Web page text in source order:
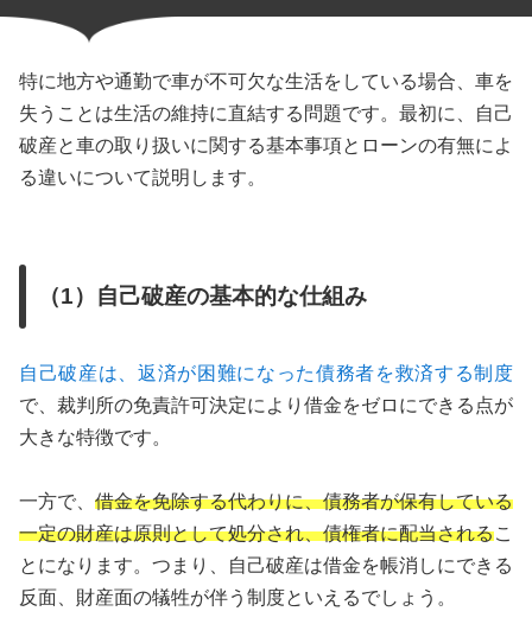
特に地方や通勤で車が不可欠な生活をしている場合、車を
失うことは生活の維持に直結する問題です。最初に、自己
破産と車の取り扱いに関する基本事項とローンの有無によ
る違いについて説明します。
（1）自己破産の基本的な仕組み
自己破産は、返済が困難になった債務者を救済する制度
で、裁判所の免責許可決定により借金をゼロにできる点が
大きな特徴です。
一方で、 借金を免除する代わりに、債務者が保有している
一定の財産は原則として処分され、債権者に配当されるこ
とになります。つまり、自己破産は借金を帳消しにできる
反面、財産面の犠牲が伴う制度といえるでしょう。